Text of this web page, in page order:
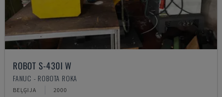
ROBOT S-430I W
FANUC - ROBOTA ROKA
BEĻĢIJA 2000